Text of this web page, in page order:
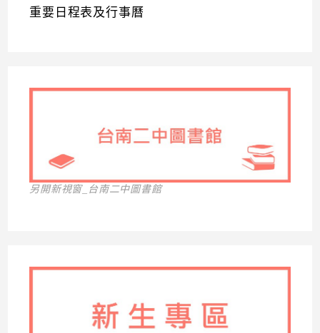
重要日程表及行事曆
另開新視窗_台南二中圖書館